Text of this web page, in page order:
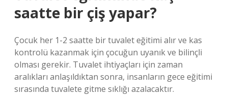
saatte bir çiş yapar?
Çocuk her 1-2 saatte bir tuvalet eğitimi alır ve kas
kontrolü kazanmak için çocuğun uyanık ve bilinçli
olması gerekir. Tuvalet ihtiyaçları için zaman
aralıkları anlaşıldıktan sonra, insanların gece eğitimi
sırasında tuvalete gitme sıklığı azalacaktır.